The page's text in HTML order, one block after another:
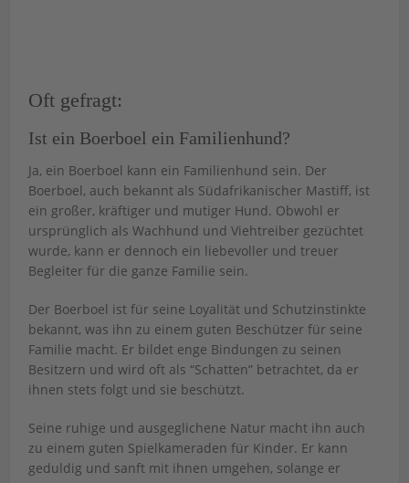
Oft gefragt:
Ist ein Boerboel ein Familienhund?
Ja, ein Boerboel kann ein Familienhund sein. Der
Boerboel, auch bekannt als Südafrikanischer Mastiff, ist
ein großer, kräftiger und mutiger Hund. Obwohl er
ursprünglich als Wachhund und Viehtreiber gezüchtet
wurde, kann er dennoch ein liebevoller und treuer
Begleiter für die ganze Familie sein.
Der Boerboel ist für seine Loyalität und Schutzinstinkte
bekannt, was ihn zu einem guten Beschützer für seine
Familie macht. Er bildet enge Bindungen zu seinen
Besitzern und wird oft als “Schatten” betrachtet, da er
ihnen stets folgt und sie beschützt.
Seine ruhige und ausgeglichene Natur macht ihn auch
zu einem guten Spielkameraden für Kinder. Er kann
geduldig und sanft mit ihnen umgehen, solange er